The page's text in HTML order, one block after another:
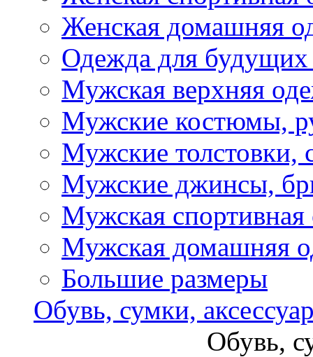
Женская домашняя
Одежда для
Мужская верхняя
Мужские костюмы,
Мужские толстовки,
Мужские джинсы,
Мужская спортивная
Мужская домашняя
Большие размеры
Обувь, сумки,
Обувь,